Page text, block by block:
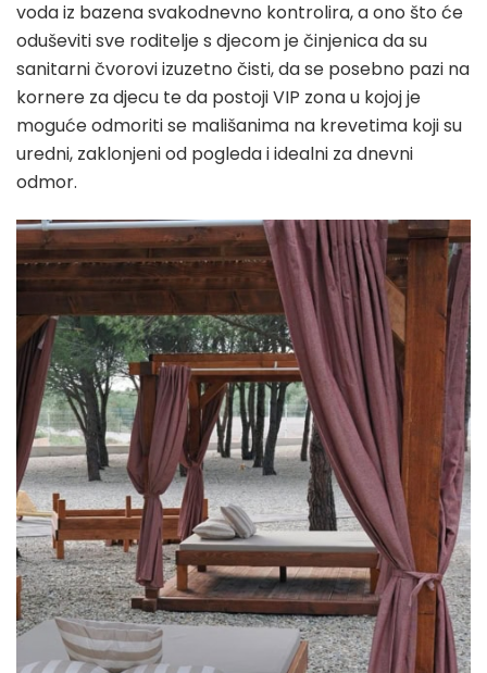
voda iz bazena svakodnevno kontrolira, a ono što će
oduševiti sve roditelje s djecom je činjenica da su
sanitarni čvorovi izuzetno čisti, da se posebno pazi na
kornere za djecu te da postoji VIP zona u kojoj je
moguće odmoriti se mališanima na krevetima koji su
uredni, zaklonjeni od pogleda i idealni za dnevni
odmor.